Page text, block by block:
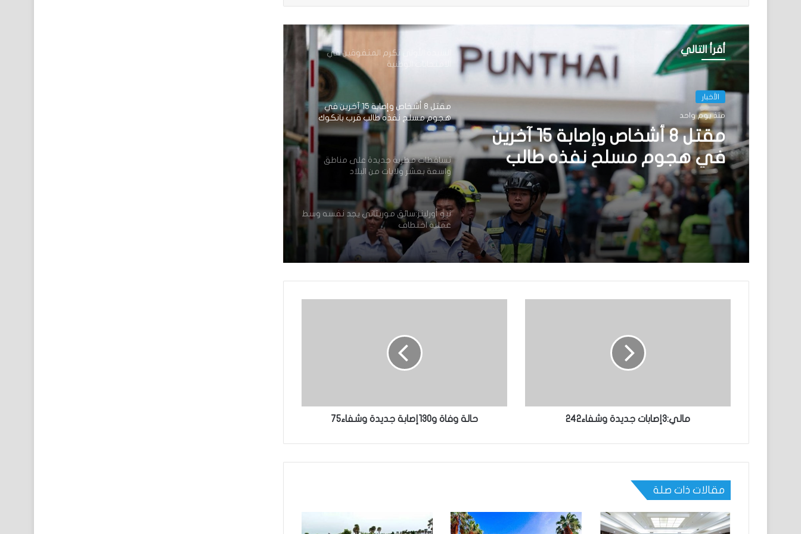
أقرأ التالي
الأخبار
منذ يوم واحد
مقتل 8 أشخاص وإصابة 15 آخرين
في هجوم مسلح نفذه طالب
قرب بانكوك
السيدة الأولى تكرم المتفوقين في
الامتحانات الوطنية
مقتل 8 أشخاص وإصابة 15 آخرين في
هجوم مسلح نفذه طالب قرب بانكوك
تساقطات مطرية جديدة على مناطق
واسعة بعشر ولايات من البلاد
نيو أورلينز:سائق موريتاني يجد نفسه وسط
عملية اختطاف
الحوض الشرقي
الوطنية للمحامين
مالي:3إصابات جديدة وشفاء242 حالة وفاة و130إصابة جديدة وشفاء75
مقالات ذات صلة